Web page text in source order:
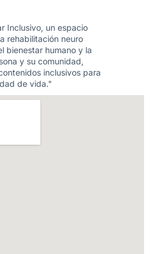
Inclusivo, un espacio
rehabilitación neuro
bienestar humano y la
y su comunidad,
inclusivos para
de vida."